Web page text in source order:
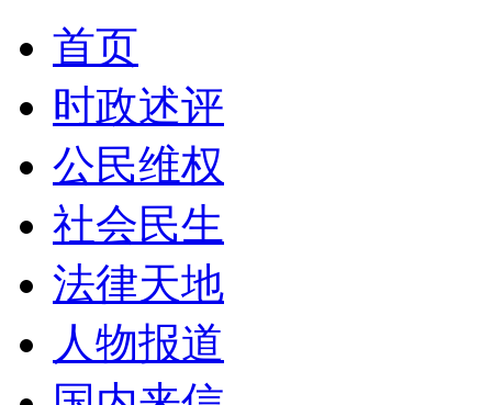
首页
时政述评
公民维权
社会民生
法律天地
人物报道